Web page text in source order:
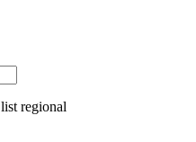
regional